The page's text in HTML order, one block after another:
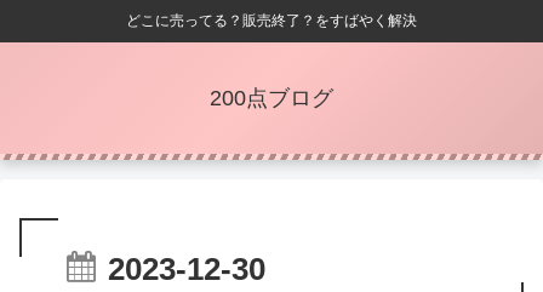
どこに売ってる？販売終了？をすばやく解決
200点ブログ
2023-12-30